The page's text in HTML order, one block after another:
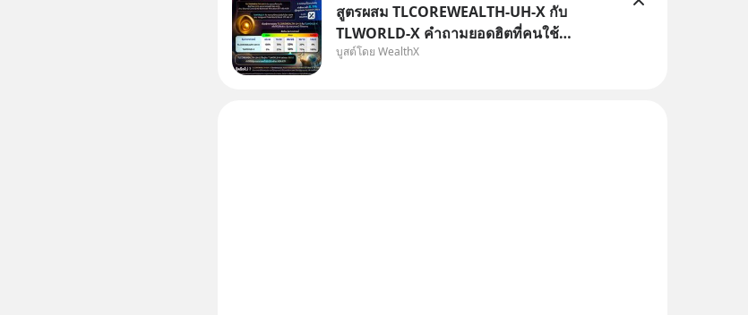
สูตรผสม TLCOREWEALTH-UH-X กับ
TLWORLD-X คำถามยอดฮิตที่คนใช้
WealthX ถามเข้ามา
บูสต์โดย WealthX